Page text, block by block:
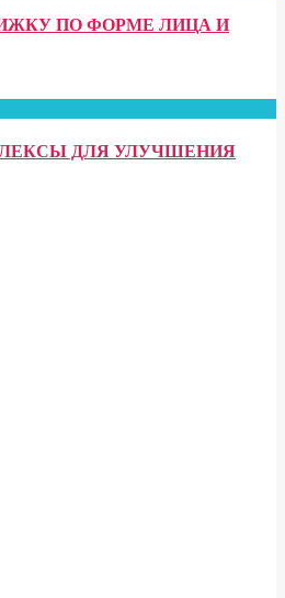
ПО ФОРМЕ ЛИЦА И
ДЛЯ УЛУЧШЕНИЯ